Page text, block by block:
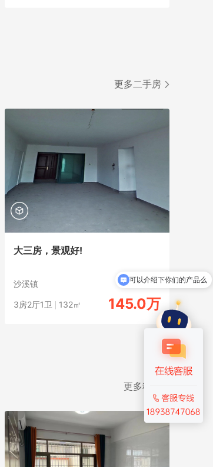
更多二手房
大三房，景观好!
沙溪镇
3房2厅1卫 132㎡ 145.0万
更多租房
可以介绍下你们的产品么